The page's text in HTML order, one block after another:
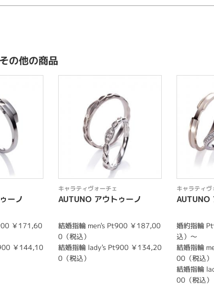
の他の商品
ーノ
￥171,60
￥144,10
キャラティヴォーチェ
AUTUNO アウトゥーノ
結婚指輪 men's Pt900 ￥187,00
0（税込）
結婚指輪 lady's Pt900 ￥134,20
0（税込）
キャラティヴ
AUTUNO
婚約指輪
込）～
結婚指輪
00（税込）
結婚指輪
00（税込）